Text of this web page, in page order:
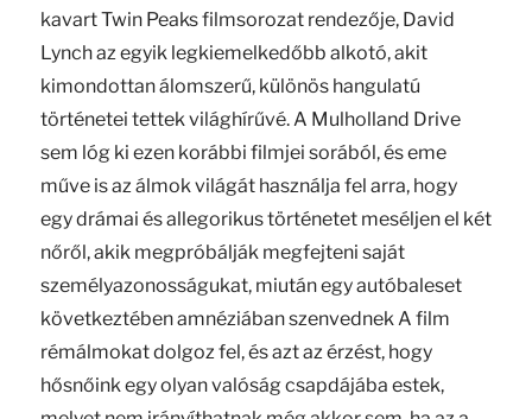
kavart Twin Peaks filmsorozat rendezője, David
Lynch az egyik legkiemelkedőbb alkotó, akit
kimondottan álomszerű, különös hangulatú
történetei tettek világhírűvé. A Mulholland Drive
sem lóg ki ezen korábbi filmjei sorából, és eme
műve is az álmok világát használja fel arra, hogy
egy drámai és allegorikus történetet meséljen el két
nőről, akik megpróbálják megfejteni saját
személyazonosságukat, miután egy autóbaleset
következtében amnéziában szenvednek A film
rémálmokat dolgoz fel, és azt az érzést, hogy
hősnőink egy olyan valóság csapdájába estek,